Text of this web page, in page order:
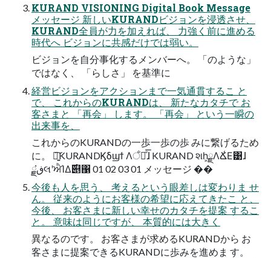
KURAND VISIONING Digital Book Message
メッセージ 新しいKURANDビジョンを浸透させ、
KURAND全員が力を加えれば、 力強く前に進める
時代へ ビジョンに共感だけでは弱い。
ビジョンを自分事化するメンバーへ。 「のような」
ではなく、 「らしさ」 を基準に
経営ビジョンをアクションまで一気通貫するこ と
で、 これからのKURANDは、 新たなカタチで お
客さまと 「再会」 します。 「再会」 という一瞬の
出来事を、
これからのKURANDの一歩一歩の歩 みに繋げるため
に。 ৽͍͠KURANDϏδϣϯ Λਁಁͤ͞ɺ KURAND શһ͕ྗΛՃ͑Ε͹ɺ
ྗڧ͘લʹਐΊΔ࣌୅΁ 01 02 03 01 メッセージ ��
今後も人を思う、 考えるという眼差しは変わりま せ
ん。 従来のようにお客様の希望に応えてきたこ と、
今後、 お客さまに新しい幸せのカタチを提案 するこ
と。 意味は同じですが、 本質的には大きく
異なるのです。 お客さまが求めるKURANDから お
客さまに提案できるKURANDに歩みを進めま す。